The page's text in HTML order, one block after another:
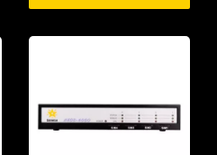
來作一有效的管理來幫助
你有效節省自己或公司的